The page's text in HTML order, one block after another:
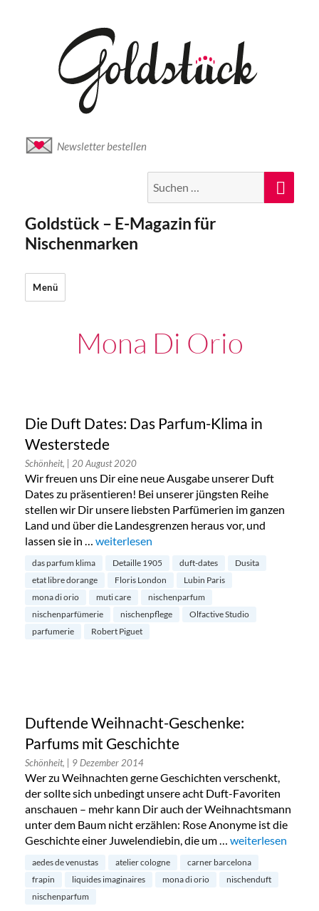
Newsletter bestellen
nach:
Goldstück – E-Magazin für
Nischenmarken
Menü
Mona Di Orio
Die Duft Dates: Das Parfum-Klima in
Westerstede
Schönheit, | 20 August 2020
Wir freuen uns Dir eine neue Ausgabe unserer Duft
Dates zu präsentieren! Bei unserer jüngsten Reihe
stellen wir Dir unsere liebsten Parfümerien im ganzen
Land und über die Landesgrenzen heraus vor, und
lassen sie in … „Die Duft Dates: Das Parfum-Klima in
weiterlesen
das parfum klima Detaille 1905 duft-dates
Dusita
etat libre dorange
Floris London
Lubin Paris
mona di orio
muti care
nischenparfum
nischenparfümerie
nischenpflege
Olfactive Studio
parfumerie
Robert Piguet
Duftende Weihnacht-Geschenke:
Parfums mit Geschichte
Schönheit, | 9 Dezember 2014
Wer zu Weihnachten gerne Geschichten verschenkt,
der sollte sich unbedingt unsere acht Duft-Favoriten
anschauen – mehr kann Dir auch der Weihnachtsmann
unter dem Baum nicht erzählen: Rose Anonyme ist die
Geschichte einer Juwelendiebin, die um … „Duftende
weiterlesen
aedes de venustas atelier cologne
carner barcelona
frapin
liquides imaginaires mona di orio
nischenduft
nischenparfum